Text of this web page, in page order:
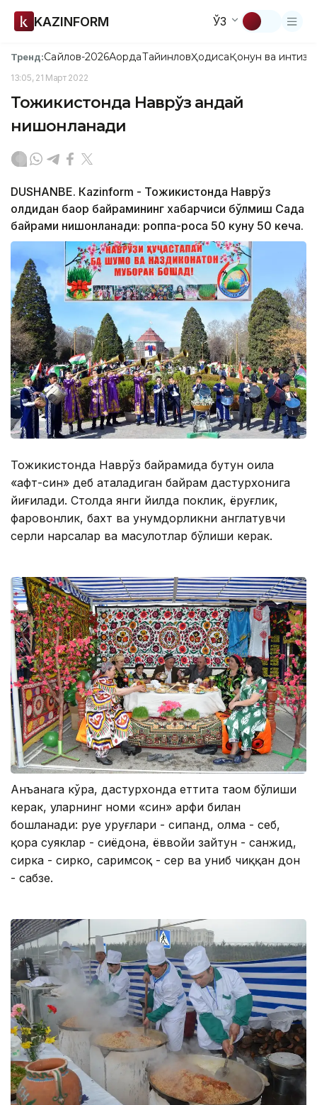
KAZINFORM ЎЗ
Тренд:Сайлов-2026АқордаТайинловҲодисаҚонун ва
13:05, 21 Март 2022
Тожикистонда Наврўз қандай
нишонланади
DUSHANBE. Кazinform - Тожикистонда Наврўз
олдидан баҳор байрамининг хабарчиси бўлмиш Сада
байрами нишонланади: роппа-роса 50 куну 50 кеча.
Тожикистонда Наврўз байрамида бутун оила
«ҳафт-син» деб аталадиган байрам дастурхонига
йиғилади. Столда янги йилда поклик, ёруғлик,
фаровонлик, бахт ва унумдорликни англатувчи
сеҳрли нарсалар ва маҳсулотлар бўлиши керак.
Анъанага кўра, дастурхонда еттита таом бўлиши
керак, уларнинг номи «син» ҳарфи билан
бошланади: руе уруғлари - сипанд, олма - себ,
қора суяклар - сиёҳдона, ёввойи зайтун - санжид,
сирка - сирко, саримсоқ - сер ва униб чиққан дон
- сабзе.